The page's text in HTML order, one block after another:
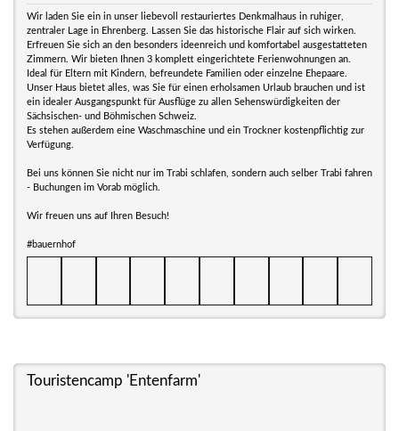
Wir laden Sie ein in unser liebevoll restauriertes Denkmalhaus in ruhiger,
zentraler Lage in Ehrenberg. Lassen Sie das historische Flair auf sich wirken.
Erfreuen Sie sich an den besonders ideenreich und komfortabel ausgestatteten
Zimmern. Wir bieten Ihnen 3 komplett eingerichtete Ferienwohnungen an.
Ideal für Eltern mit Kindern, befreundete Familien oder einzelne Ehepaare.
Unser Haus bietet alles, was Sie für einen erholsamen Urlaub brauchen und ist
ein idealer Ausgangspunkt für Ausflüge zu allen Sehenswürdigkeiten der
Sächsischen- und Böhmischen Schweiz.
Es stehen außerdem eine Waschmaschine und ein Trockner kostenpflichtig zur
Verfügung.
Bei uns können Sie nicht nur im Trabi schlafen, sondern auch selber Trabi fahren
- Buchungen im Vorab möglich.
Wir freuen uns auf Ihren Besuch!
#bauernhof
Touristencamp 'Entenfarm'